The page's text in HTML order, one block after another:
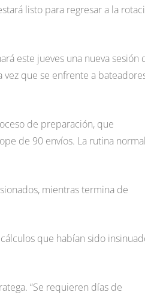
listo para regresar a la
este jueves una nueva sesión
que se enfrente a
de preparación, que
de 90 envíos. La rutina
mientras termina de
que habían sido
“Se requieren días de